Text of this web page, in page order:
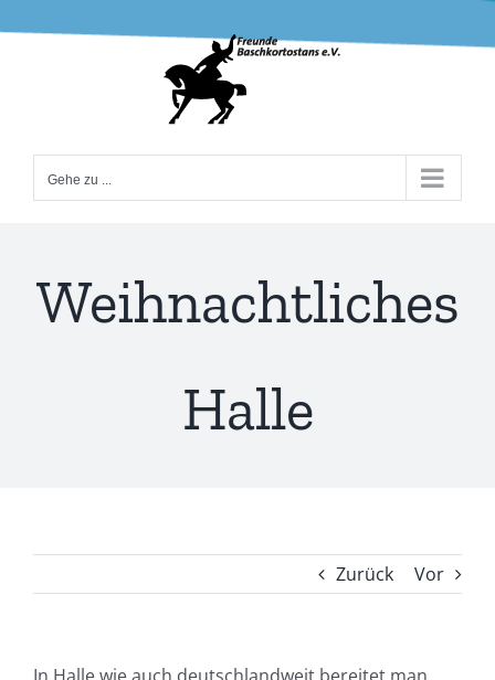
Gehe zu ...
Weihnachtliches
Halle
Zurück Vor